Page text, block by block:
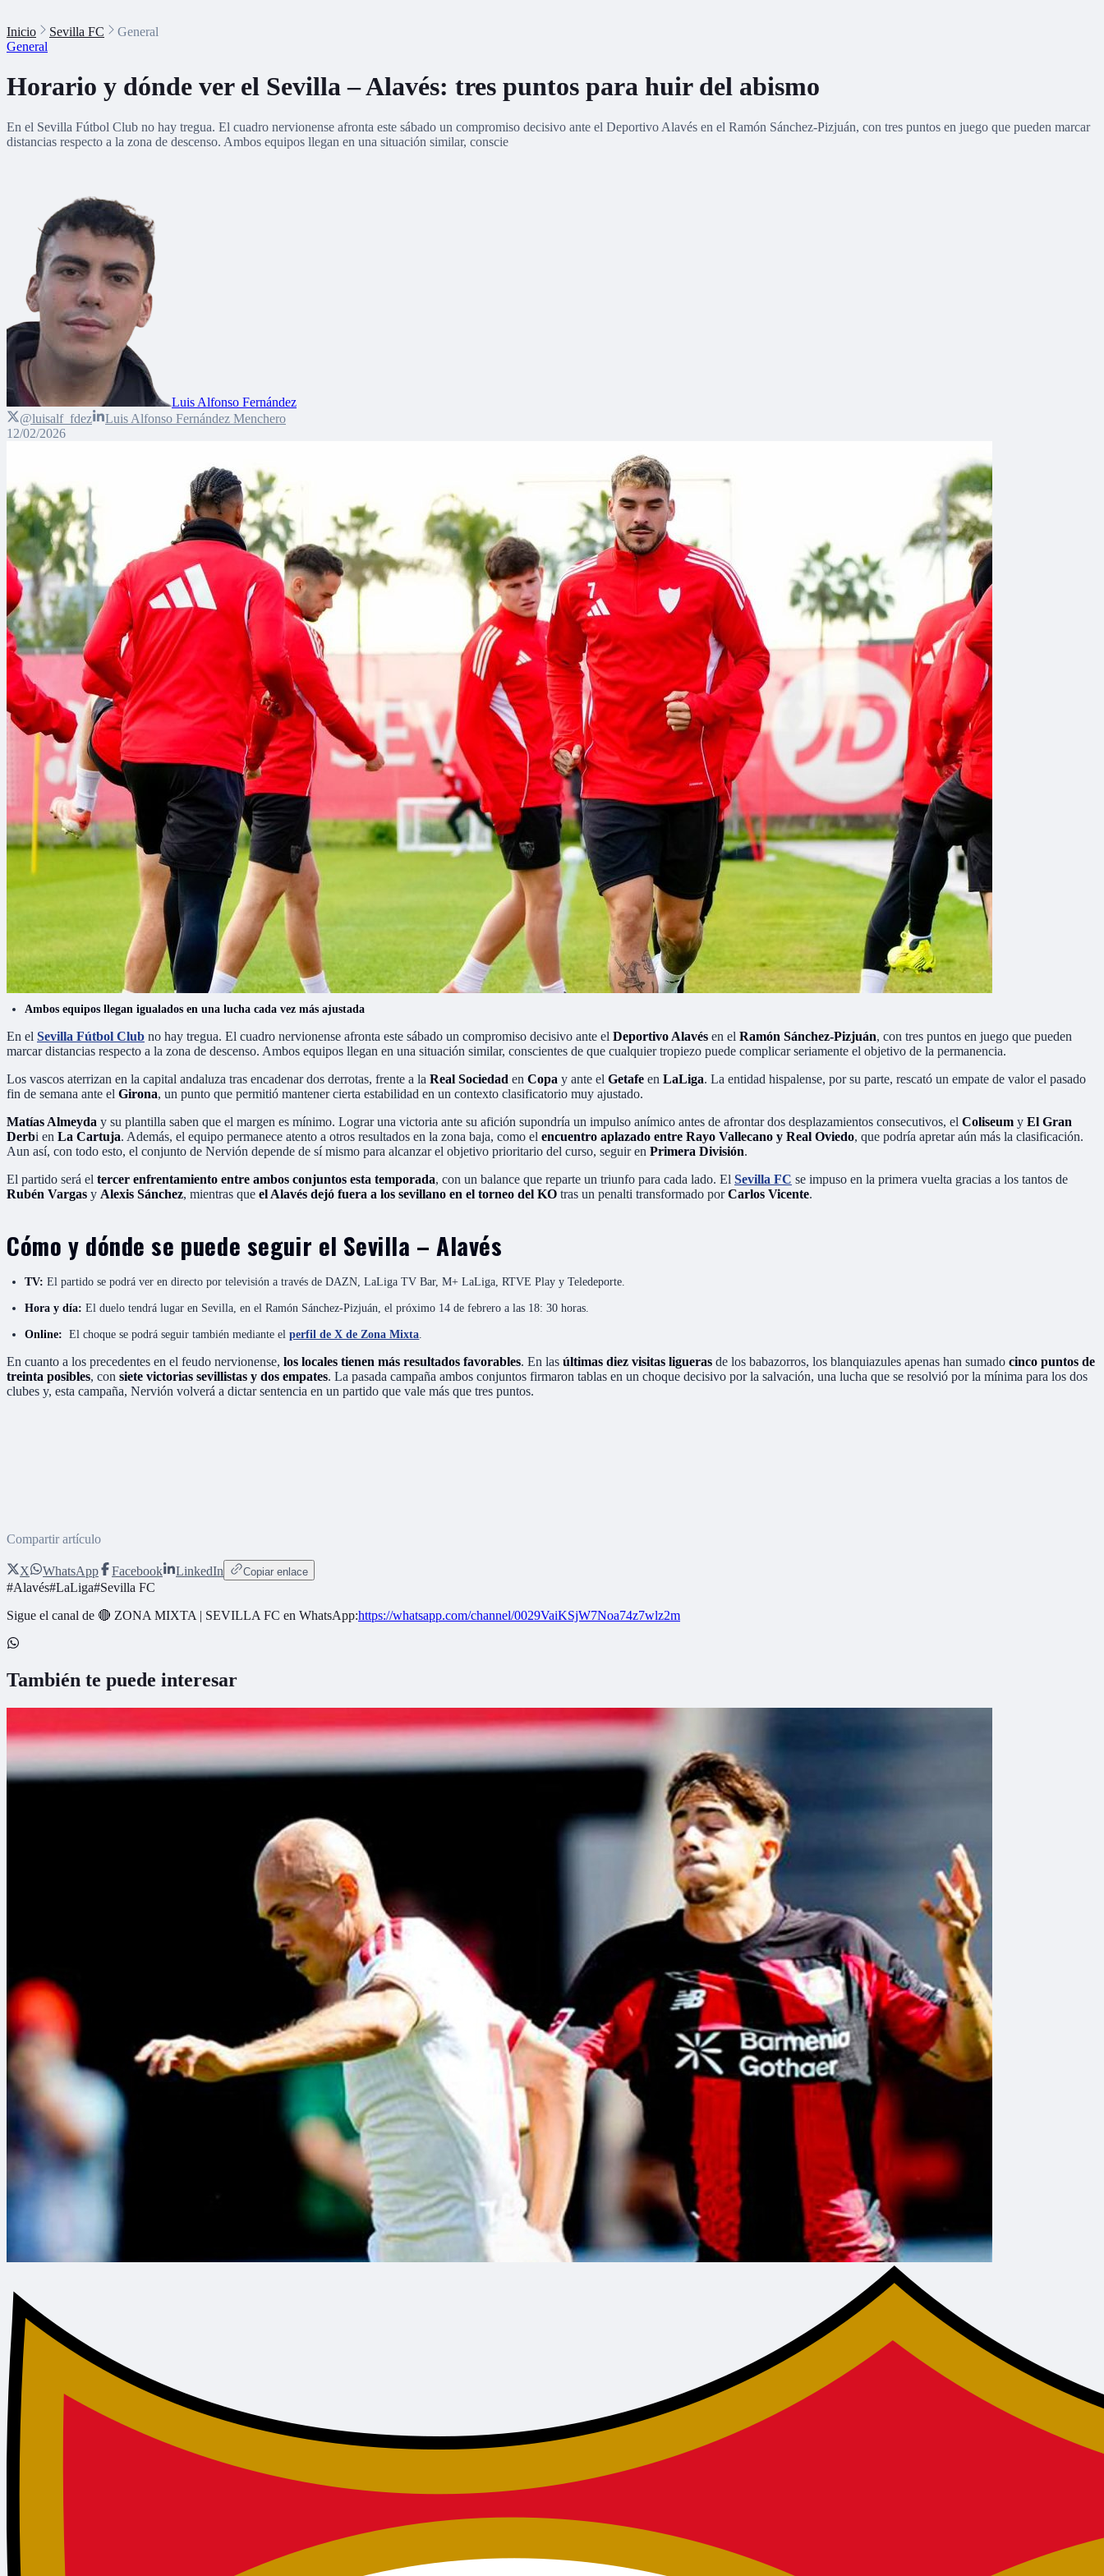
Inicio Sevilla FC
General
General
Horario y dónde ver el Sevilla – Alavés: tres puntos para huir del abismo
En el Sevilla Fútbol Club no hay tregua. El cuadro nervionense afronta este sábado un compromiso decisivo ante el Deportivo Alavés en el Ramón Sánchez-Pizjuán, con tres puntos en juego que pueden marcar
distancias respecto a la zona de descenso. Ambos equipos llegan en una situación similar, conscie
Luis Alfonso Fernández
@luisalf_fdez
Luis Alfonso Fernández Menchero
12/02/2026
Ambos equipos llegan igualados en una lucha cada vez más ajustada
En el Sevilla Fútbol Club no hay tregua. El cuadro nervionense afronta este sábado un compromiso decisivo ante el Deportivo Alavés en el Ramón Sánchez-Pizjuán, con tres puntos en juego que pueden
marcar distancias respecto a la zona de descenso. Ambos equipos llegan en una situación similar, conscientes de que cualquier tropiezo puede complicar seriamente el objetivo de la permanencia.
Los vascos aterrizan en la capital andaluza tras encadenar dos derrotas, frente a la Real Sociedad en Copa y ante el Getafe en LaLiga. La entidad hispalense, por su parte, rescató un empate de valor el pasado
fin de semana ante el Girona, un punto que permitió mantener cierta estabilidad en un contexto clasificatorio muy ajustado.
Matías Almeyda y su plantilla saben que el margen es mínimo. Lograr una victoria ante su afición supondría un impulso anímico antes de afrontar dos desplazamientos consecutivos, el Coliseum y El Gran
Derbi en La Cartuja. Además, el equipo permanece atento a otros resultados en la zona baja, como el encuentro aplazado entre Rayo Vallecano y Real Oviedo, que podría apretar aún más la clasificación.
Aun así, con todo esto, el conjunto de Nervión depende de sí mismo para alcanzar el objetivo prioritario del curso, seguir en Primera División.
El partido será el tercer enfrentamiento entre ambos conjuntos esta temporada, con un balance que reparte un triunfo para cada lado. El Sevilla FC se impuso en la primera vuelta gracias a los tantos de
Rubén Vargas y Alexis Sánchez, mientras que el Alavés dejó fuera a los sevillano en el torneo del KO tras un penalti transformado porCarlos Vicente.
Cómo y dónde se puede seguir el Sevilla – Alavés
TV: El partido se podrá ver en directo por televisión a través de DAZN, LaLiga TV Bar, M+ LaLiga, RTVE Play y Teledeporte.
Hora y día: El duelo tendrá lugar en Sevilla, en el Ramón Sánchez-Pizjuán, el próximo 14 de febrero a las 18: 30 horas.
Online: El choque se podrá seguir también mediante elperfil de X de Zona Mixta
En cuanto a los precedentes en el feudo nervionense, los locales tienen más resultados favorables. En las últimas diez visitas ligueras de los babazorros, los blanquiazules apenas han sumado cinco puntos de
treinta posibles, con siete victorias sevillistas y dos empates. La pasada campaña ambos conjuntos firmaron tablas en un choque decisivo por la salvación, una lucha que se resolvió por la mínima para los dos
clubes y, esta campaña, Nervión volverá a dictar sentencia en un partido que vale más que tres puntos.
Compartir artículo
X WhatsApp Facebook LinkedIn Copiar enlace
#Alavés#LaLiga#Sevilla FC
Sigue el canal de 🔴 ZONA MIXTA | SEVILLA FC en WhatsApp:https://whatsapp.com/channel/0029VaiKSjW7Noa74z7wlz2m
También te puede interesar